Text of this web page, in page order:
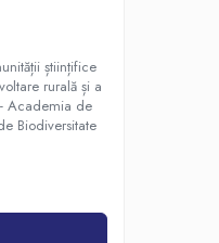
științifice
rurală și a
Academia de
Biodiversitate